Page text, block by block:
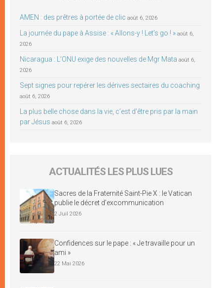
AMEN : des prêtres à portée de clic août 6, 2026
La journée du pape à Assise : « Allons-y ! Let’s go ! » août 6,
2026
Nicaragua : L’ONU exige des nouvelles de Mgr Mata août 6,
2026
Sept signes pour repérer les dérives sectaires du coaching
août 6, 2026
La plus belle chose dans la vie, c’est d’être pris par la main
par Jésus août 6, 2026
ACTUALITÉS LES PLUS LUES
Sacres de la Fraternité Saint-Pie X : le Vatican
publie le décret d’excommunication
2 Juil 2026
Confidences sur le pape : « Je travaille pour un
ami »
22 Mai 2026